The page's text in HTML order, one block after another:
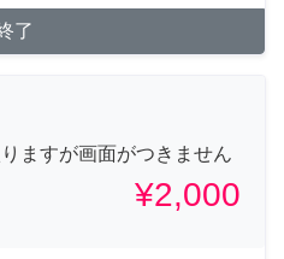
了
ますが画面がつきません
¥2,000